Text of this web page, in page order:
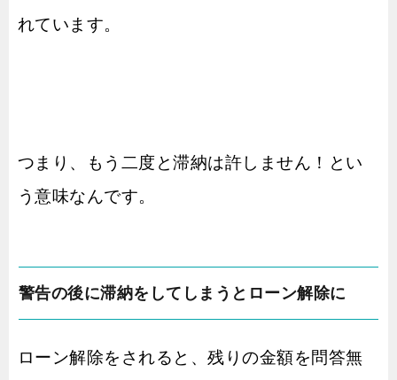
れています。
つまり、もう二度と滞納は許しません！とい
う意味なんです。
警告の後に滞納をしてしまうとローン解除に
ローン解除をされると、残りの金額を問答無